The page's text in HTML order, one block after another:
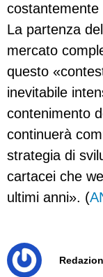
costantemente
La partenza
mercato
questo
inevitabile
contenimento
continuerà
strategia di
cartacei che
ultimi anni». (